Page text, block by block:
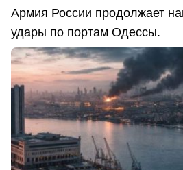
Армия России продолжает
удары по портам Одессы.